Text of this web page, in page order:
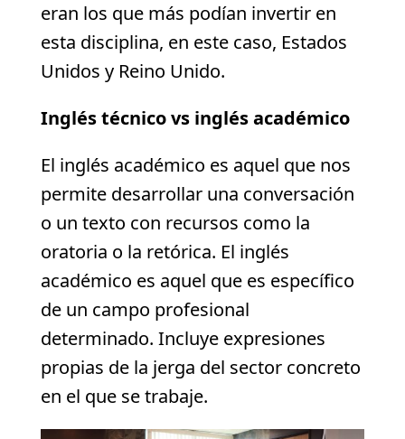
eran los que más podían invertir en
esta disciplina, en este caso, Estados
Unidos y Reino Unido.
Inglés técnico vs inglés académico
El inglés académico es aquel que nos
permite desarrollar una conversación
o un texto con recursos como la
oratoria o la retórica. El inglés
académico es aquel que es específico
de un campo profesional
determinado. Incluye expresiones
propias de la jerga del sector concreto
en el que se trabaje.